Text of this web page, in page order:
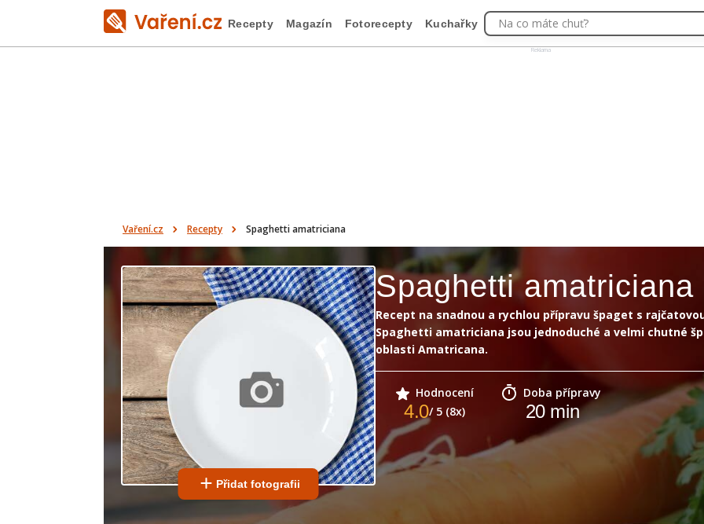
Reklama
Recepty Magazín Fotorecepty Kuchařky Na co máte chuť?
Vaření.cz Recepty Spaghetti amatriciana
Přidat fotografii
Spaghetti amatriciana
Recept na snadnou a rychlou přípravu špaget s
Spaghetti amatriciana jsou jednoduché a velmi chutné
oblasti Amatricana.
Hodnocení
4.0/ 5 (8x)
Doba přípravy
20min